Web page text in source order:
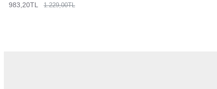
983,20TL 1.229,00TL